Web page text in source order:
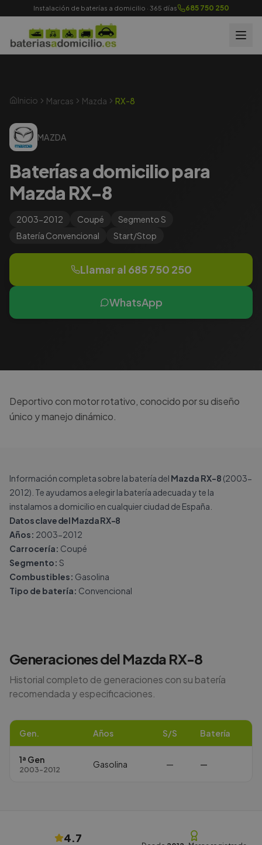
Instalación de baterías a domicilio · 365 días 685 750 250
Inicio Marcas Mazda RX-8
MAZDA
Baterías a domicilio para
Mazda RX-8
2003-2012 Coupé SegmentoS
Batería Convencional Start/Stop
Llamar al 685 750 250
WhatsApp
Deportivo con motor rotativo, conocido por su diseño
único y manejo dinámico.
Información completa sobre la batería del Mazda RX-8 (2003-
2012). Te ayudamos a elegir la batería adecuada y te la
instalamos a domicilio en cualquier ciudad de España.
Datos clave del Mazda RX-8
Años: 2003-2012
Carrocería: Coupé
Segmento: S
Combustibles: Gasolina
Tipo de batería: Convencional
Generaciones del Mazda RX-8
Historial completo de generaciones con su batería
recomendada y especificaciones.
Gen. Años S/S Batería
1ª Gen
2003-2012
Gasolina — —
4.7